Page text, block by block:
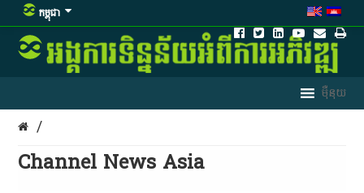
កម្ពុជា
/
Channel News Asia